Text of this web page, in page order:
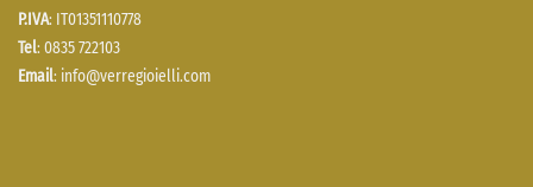
P.IVA: IT01351110778
Tel: 0835 722103
Email: info@verregioielli.com